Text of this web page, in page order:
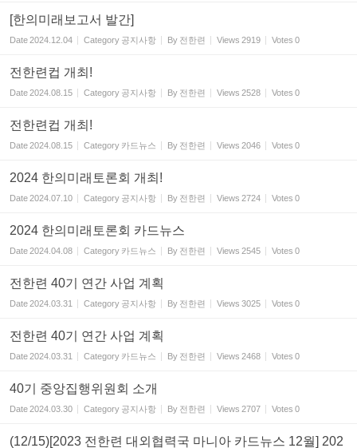
[한의미래보고서 발간]
Date2024.12.04 Category 공지사항 By 전한련 Views 2919 Votes 0
전한련컵 개최!
Date2024.08.15 Category 공지사항 By 전한련 Views 2528 Votes 0
전한련컵 개최!
Date2024.08.15 Category 카드뉴스 By 전한련 Views 2046 Votes 0
2024 한의미래토론회 개최!
Date2024.07.10 Category 공지사항 By 전한련 Views 2724 Votes 0
2024 한의미래토론회 카드뉴스
Date2024.04.08 Category 카드뉴스 By 전한련 Views 2545 Votes 0
전한련 40기 연간 사업 계획
Date2024.03.31 Category 공지사항 By 전한련 Views 3025 Votes 0
전한련 40기 연간 사업 계획
Date2024.03.31 Category 카드뉴스 By 전한련 Views 2468 Votes 0
40기 중앙집행위원회 소개
Date2024.03.30 Category 공지사항 By 전한련 Views 2707 Votes 0
(12/15)[2023 전한련 대외협력국 마니아 카드뉴스 12월] 202